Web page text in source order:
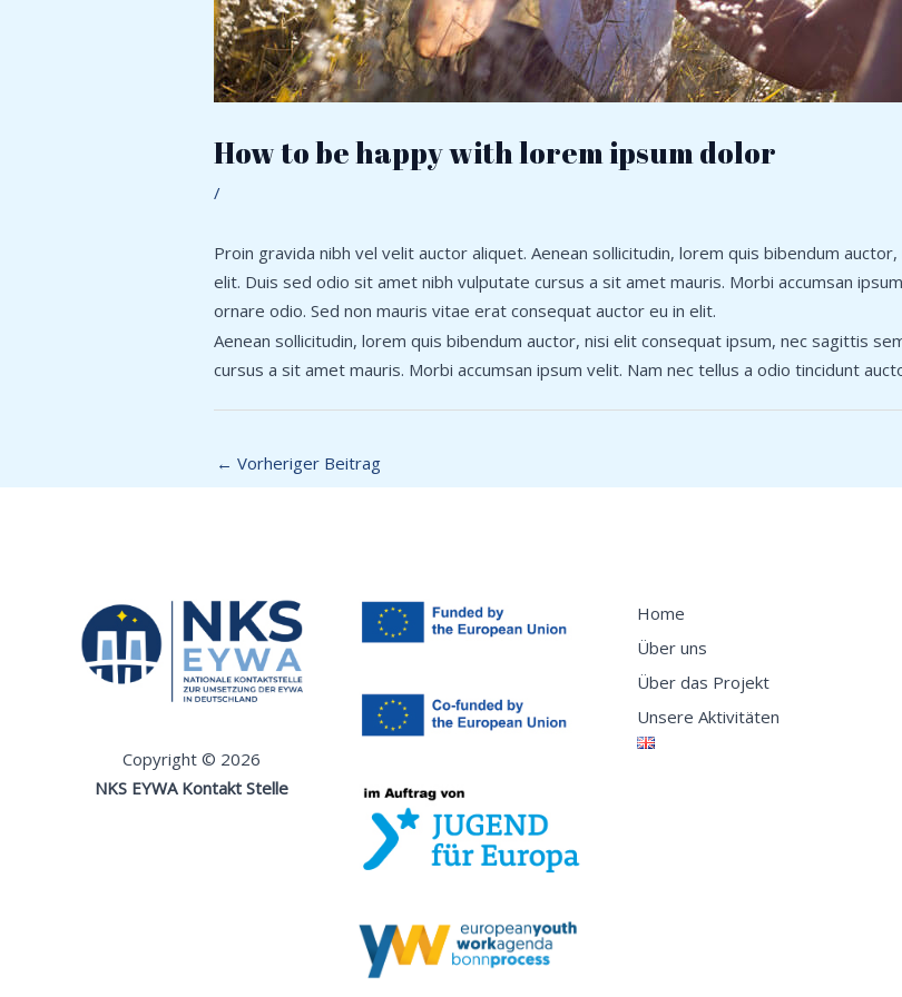
How to be happy with lorem ipsum dolor
/
Proin gravida nibh vel velit auctor aliquet. Aenean sollicitudin, lorem quis bibendum
elit. Duis sed odio sit amet nibh vulputate cursus a sit amet mauris. Morbi accumsan
ornare odio. Sed non mauris vitae erat consequat auctor eu in elit.
Aenean sollicitudin, lorem quis bibendum auctor, nisi elit consequat ipsum, nec sagittis
cursus a sit amet mauris. Morbi accumsan ipsum velit. Nam nec tellus a odio tincidunt
← Vorheriger Beitrag
Copyright © 2026
NKS EYWA Kontakt Stelle
Home
Über uns
Über das Projekt
Unsere Aktivitäten